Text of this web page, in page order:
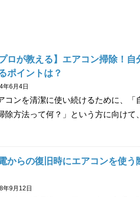
プロが教える】エアコン掃除！
ポイントは？
年6月4日
コンを清潔に使い続けるために、「
除方法って何？」という方に向けて
からの復旧時にエアコンを使う
年9月12日